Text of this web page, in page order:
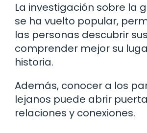
La investigación sobre la
se ha vuelto popular,
las personas descubrir
comprender mejor su
historia.
Además, conocer a los
lejanos puede abrir
relaciones y conexiones.